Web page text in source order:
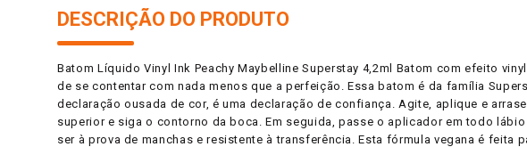
DESCRIÇÃO DO PRODUTO
Batom Líquido Vinyl Ink Peachy Maybelline Superstay 4,2ml Batom com efeito
de se contentar com nada menos que a perfeição. Essa batom é da família
declaração ousada de cor, é uma declaração de confiança. Agite, aplique e
superior e siga o contorno da boca. Em seguida, passe o aplicador em todo
ser à prova de manchas e resistente à transferência. Esta fórmula vegana é